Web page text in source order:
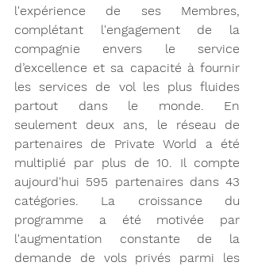
l'expérience de ses Membres,
complétant l'engagement de la
compagnie envers le service
d’excellence et sa capacité à fournir
les services de vol les plus fluides
partout dans le monde. En
seulement deux ans, le réseau de
partenaires de Private World a été
multiplié par plus de 10. Il compte
aujourd'hui 595 partenaires dans 43
catégories. La croissance du
programme a été motivée par
l'augmentation constante de la
demande de vols privés parmi les